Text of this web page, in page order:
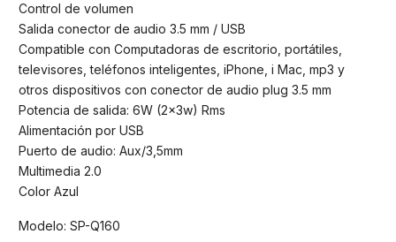
Control de volumen
Salida conector de audio 3.5 mm / USB
Compatible con Computadoras de escritorio, portátiles,
televisores, teléfonos inteligentes, iPhone, i Mac, mp3 y
otros dispositivos con conector de audio plug 3.5 mm
Potencia de salida: 6W (2x3w) Rms
Alimentación por USB
Puerto de audio: Aux/3,5mm
Multimedia 2.0
Color Azul
Modelo: SP-Q160